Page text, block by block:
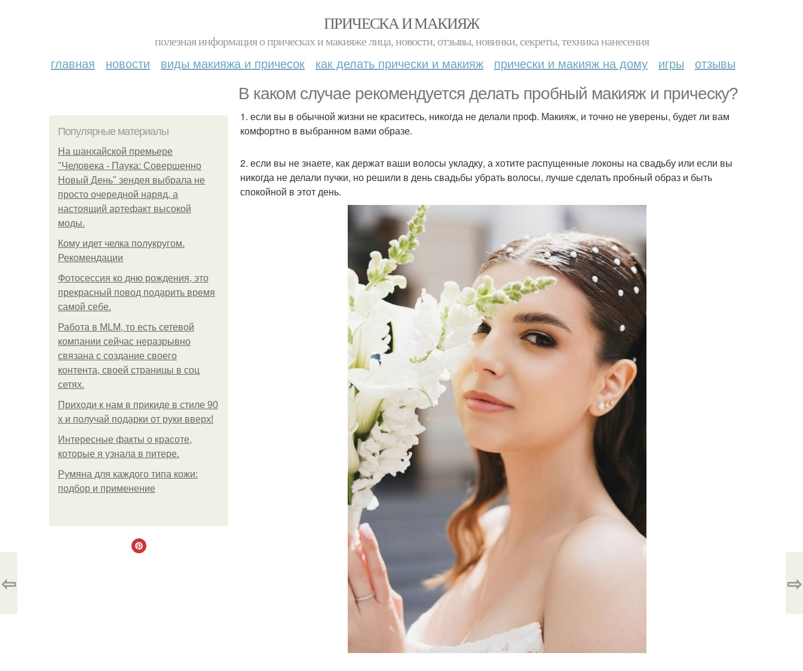
ПРИЧЕСКА И МАКИЯЖ
полезная информация о прическах и макияже лица, новости, отзывы, новинки, секреты, техника нанесения
главная новости виды макияжа и причесок как делать прически и макияж прически и макияж на дому игры отзывы
В каком случае рекомендуется делать пробный макияж и прическу?
Популярные материалы
На шанхайской премьере
"Человека - Паука: Совершенно
Новый День" зендея выбрала не
просто очередной наряд, а
настоящий артефакт высокой
моды.
Кому идет челка полукругом.
Рекомендации
Фотосессия ко дню рождения, это
прекрасный повод подарить время
самой себе.
Работа в MLM, то есть сетевой
компании сейчас неразрывно
связана с создание своего
контента, своей страницы в соц
сетях.
Приходи к нам в прикиде в стиле 90
х и получай подарки от руки вверх!
Интересные факты о красоте,
которые я узнала в питере.
Румяна для каждого типа кожи:
подбор и применение
1. если вы в обычной жизни не краситесь, никогда не делали проф. Макияж, и точно не уверены, будет ли вам
комфортно в выбранном вами образе.
2. если вы не знаете, как держат ваши волосы укладку, а хотите распущенные локоны на свадьбу или если вы
никогда не делали пучки, но решили в день свадьбы убрать волосы, лучше сделать пробный образ и быть
спокойной в этот день.
⇦ ⇨